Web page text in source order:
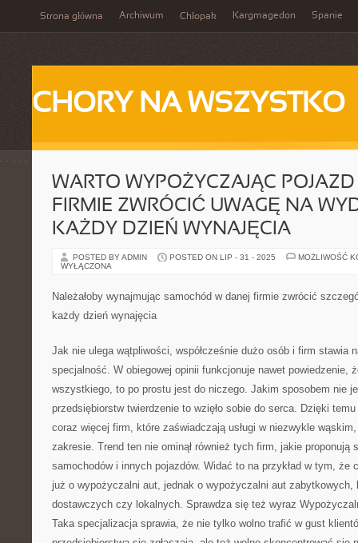
Strona główna Archiwum Chłopak Kargmagedon Spanie
CHORY NA WSZYSTKO
WARTO WYPOŻYCZAJĄC
FIRMIE ZWRÓCIĆ UWAGĘ NA
KAŻDY DZIEŃ WYNAJĘCIA
POSTED BY ADMIN POSTED ON LIP - 31 - 2025
MOŻLIWOŚĆ
WYŁĄCZONA
Należałoby wynajmując samochód w danej firmie zwrócić
każdy dzień wynajęcia
Jak nie ulega wątpliwości, współcześnie dużo osób i firm stawia
specjalność. W obiegowej opinii funkcjonuje nawet powiedzenie,
wszystkiego, to po prostu jest do niczego. Jakim sposobem nie
przedsiębiorstw twierdzenie to wzięło sobie do serca. Dzięki
coraz więcej firm, które zaświadczają usługi w niezwykle
zakresie. Trend ten nie ominął również tych firm, jakie proponują
samochodów i innych pojazdów. Widać to na przykład w tym, że
już o wypożyczalni aut, jednak o wypożyczalni aut zabytkowych,
dostawczych czy lokalnych. Sprawdza się też wyraz
Taka specjalizacja sprawia, że nie tylko wolno trafić w gust